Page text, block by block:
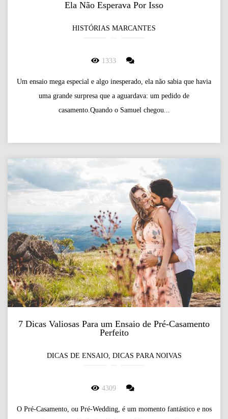
Ela Não Esperava Por Isso
HISTÓRIAS MARCANTES
1333
Um ensaio mega especial e algo inesperado, ela não sabia que havia
uma grande surpresa que a aguardava: um pedido de
casamento.Quando o Samuel chegou...
7 Dicas Valiosas Para um Ensaio de Pré-Casamento
Perfeito
DICAS DE ENSAIO, DICAS PARA NOIVAS
4309
O Pré-Casamento, ou Pré-Wedding, é um momento fantástico e nos